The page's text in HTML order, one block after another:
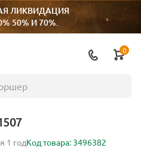
ЛИКВИДАЦИЯ
50% И 70%.
0
1 годКод товара: 3496382